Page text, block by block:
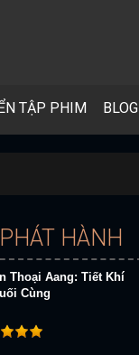
TẬP PHIM BLOG
HÀNH
Thoại Aang: Tiết Khí
Cùng